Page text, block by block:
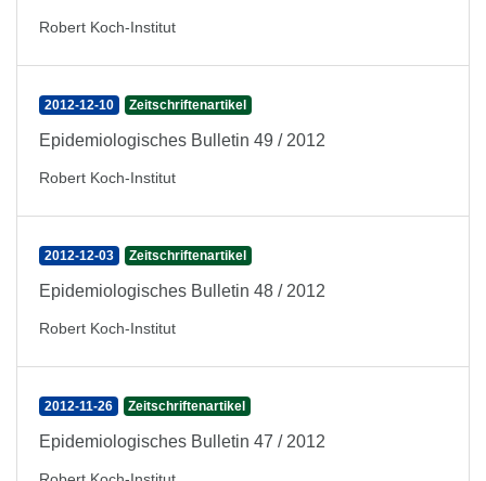
Robert Koch-Institut
2012-12-10 Zeitschriftenartikel
Epidemiologisches Bulletin 49 / 2012
Robert Koch-Institut
2012-12-03 Zeitschriftenartikel
Epidemiologisches Bulletin 48 / 2012
Robert Koch-Institut
2012-11-26 Zeitschriftenartikel
Epidemiologisches Bulletin 47 / 2012